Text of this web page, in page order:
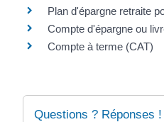
Plan d'épargne retraite
Compte d'épargne ou
Compte à terme (CAT)
Questions ? Réponses !